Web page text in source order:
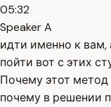
05:32
Speaker A
идти именно к
пойти вот с этих
Почему этот метод
почему в решении